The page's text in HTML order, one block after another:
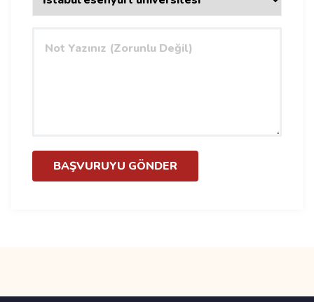
BAŞVURUYU GÖNDER